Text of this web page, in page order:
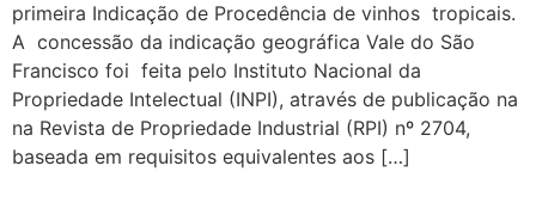
primeira Indicação de Procedência de vinhos tropicais.
A concessão da indicação geográfica Vale do São
Francisco foi feita pelo Instituto Nacional da
Propriedade Intelectual (INPI), através de publicação na
na Revista de Propriedade Industrial (RPI) nº 2704,
baseada em requisitos equivalentes aos […]